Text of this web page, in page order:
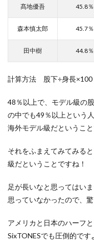
髙地優吾 45.8％
森本慎太郎 45.7％
田中樹 44.8％
計算方法 股下÷身長×100
48％以上で、モデル級の
の中でも49％以上という
海外モデル級だということ
それをふまえてみてみる
級だということですね！
足が長いなと思ってはい
思っていなかったので、驚
アメリカと日本のハーフ
SixTONESでも圧倒的です